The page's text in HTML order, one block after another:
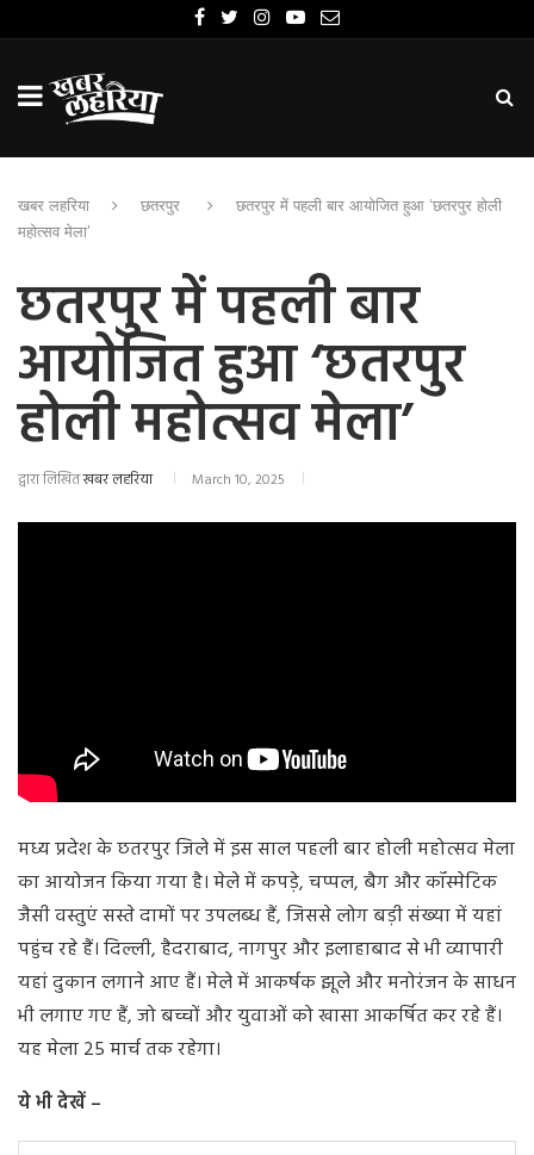
खबर लहरिया छतरपुर
छतरपुर में पहली बार आयोजित हुआ ‘छतरपुर होली
महोत्सव मेला’
छतरपुर में पहली बार
आयोजित हुआ ‘छतरपुर
होली महोत्सव मेला’
द्वारा लिखितखबर लहरिया March 10, 2025
मध्य प्रदेश के छतरपुर जिले में इस साल पहली बार होली महोत्सव मेला
का आयोजन किया गया है। मेले में कपड़े, चप्पल, बैग और कॉस्मेटिक
जैसी वस्तुएं सस्ते दामों पर उपलब्ध हैं, जिससे लोग बड़ी संख्या में यहां
पहुंच रहे हैं। दिल्ली, हैदराबाद, नागपुर और इलाहाबाद से भी व्यापारी
यहां दुकान लगाने आए हैं। मेले में आकर्षक झूले और मनोरंजन के साधन
भी लगाए गए हैं, जो बच्चों और युवाओं को खासा आकर्षित कर रहे हैं।
यह मेला 25 मार्च तक रहेगा।
ये भी देखें –